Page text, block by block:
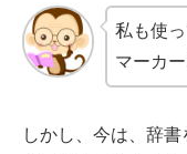
私も使
マーカ
しかし、今は、辞